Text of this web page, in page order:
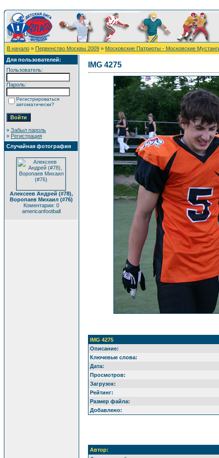
В начало » Первенство Москвы 2009 » Московские Патриоты - Московские
Для пользователей:
Пользователь:
Пароль:
Регистрироваться
автоматически?
» Забыл пароль
» Регистрация
Случайная фотография
Алексеев Андрей (#78),
Воропаев Михаил (#76)
Коментарии: 0
americanfootball
IMG 4275
IMG 4275
Описание:
Ключевые слова:
Дата:
Просмотров:
Загрузок:
Рейтинг:
Размер файла:
Добавлено:
Автор: